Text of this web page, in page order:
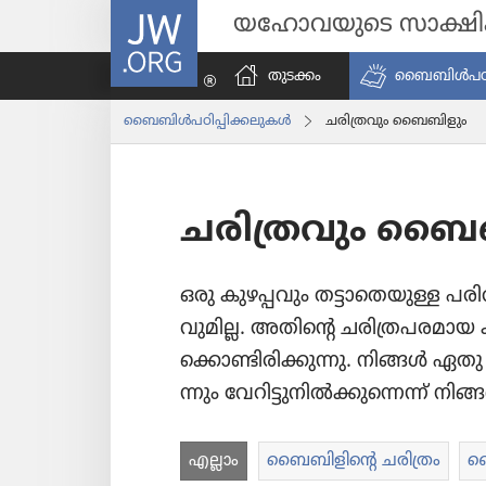
JW.ORG യഹോവയുടെ
തുടക്കം
ബൈബിൾപ​ഠി​പ്പി​ക്ക​ലു​കൾ ചരി​ത്ര​വും ബൈബി​ളും
ചരി​ത്ര​വും
ഒരു കുഴപ്പ​വും തട്ടാ​തെ​യു​ള്ള
വു​മി​ല്ല. അതിന്റെ
ക്കൊ​ണ്ടി​രി​ക്കു​ന്നു. നിങ്ങൾ
ന്നും വേറി​ട്ടു​നിൽക്കു​ന്നെന്ന്‌
എല്ലാം ബൈബി​ളി​ന്റെ ചരിത്രം